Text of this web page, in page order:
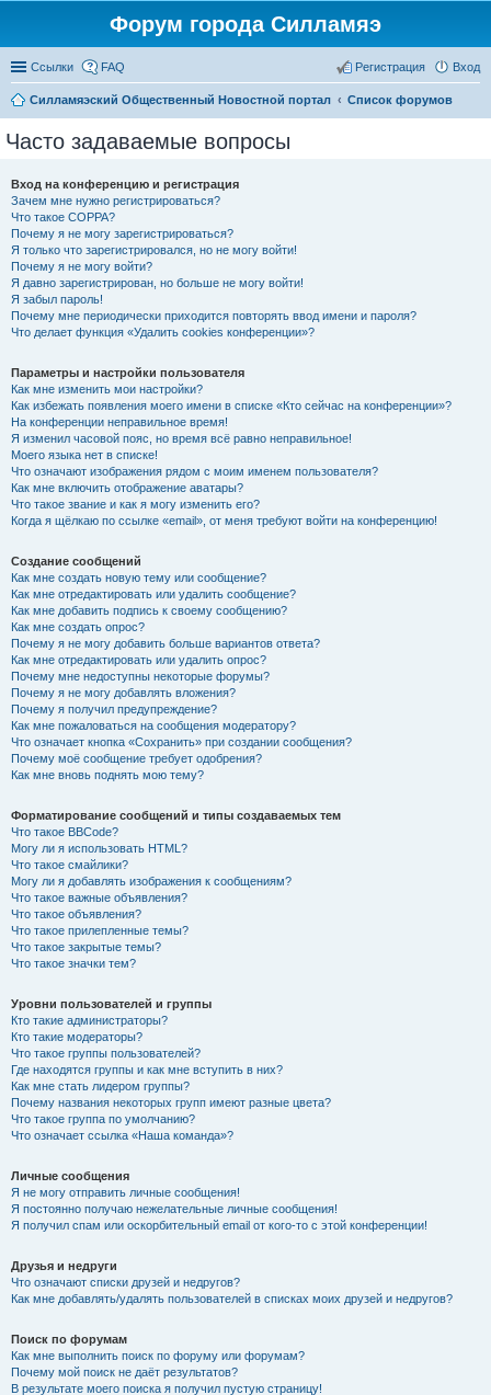
Форум города Силламяэ
Ссылки FAQ Вход
Регистрация
Силламяэский Общественный Новостной портал Список форумов
Часто задаваемые вопросы
Вход на конференцию и регистрация
Зачем мне нужно регистрироваться?
Что такое COPPA?
Почему я не могу зарегистрироваться?
Я только что зарегистрировался, но не могу войти!
Почему я не могу войти?
Я давно зарегистрирован, но больше не могу войти!
Я забыл пароль!
Почему мне периодически приходится повторять ввод имени и пароля?
Что делает функция «Удалить cookies конференции»?
Параметры и настройки пользователя
Как мне изменить мои настройки?
Как избежать появления моего имени в списке «Кто сейчас на конференции»?
На конференции неправильное время!
Я изменил часовой пояс, но время всё равно неправильное!
Моего языка нет в списке!
Что означают изображения рядом с моим именем пользователя?
Как мне включить отображение аватары?
Что такое звание и как я могу изменить его?
Когда я щёлкаю по ссылке «email», от меня требуют войти на конференцию!
Создание сообщений
Как мне создать новую тему или сообщение?
Как мне отредактировать или удалить сообщение?
Как мне добавить подпись к своему сообщению?
Как мне создать опрос?
Почему я не могу добавить больше вариантов ответа?
Как мне отредактировать или удалить опрос?
Почему мне недоступны некоторые форумы?
Почему я не могу добавлять вложения?
Почему я получил предупреждение?
Как мне пожаловаться на сообщения модератору?
Что означает кнопка «Сохранить» при создании сообщения?
Почему моё сообщение требует одобрения?
Как мне вновь поднять мою тему?
Форматирование сообщений и типы создаваемых тем
Что такое BBCode?
Могу ли я использовать HTML?
Что такое смайлики?
Могу ли я добавлять изображения к сообщениям?
Что такое важные объявления?
Что такое объявления?
Что такое прилепленные темы?
Что такое закрытые темы?
Что такое значки тем?
Уровни пользователей и группы
Кто такие администраторы?
Кто такие модераторы?
Что такое группы пользователей?
Где находятся группы и как мне вступить в них?
Как мне стать лидером группы?
Почему названия некоторых групп имеют разные цвета?
Что такое группа по умолчанию?
Что означает ссылка «Наша команда»?
Личные сообщения
Я не могу отправить личные сообщения!
Я постоянно получаю нежелательные личные сообщения!
Я получил спам или оскорбительный email от кого-то с этой конференции!
Друзья и недруги
Что означают списки друзей и недругов?
Как мне добавлять/удалять пользователей в списках моих друзей и недругов?
Поиск по форумам
Как мне выполнить поиск по форуму или форумам?
Почему мой поиск не даёт результатов?
В результате моего поиска я получил пустую страницу!